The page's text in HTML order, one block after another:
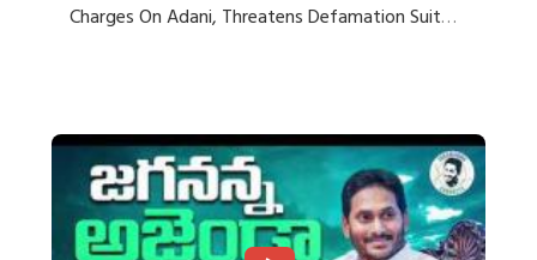
Charges On Adani, Threatens Defamation Suit